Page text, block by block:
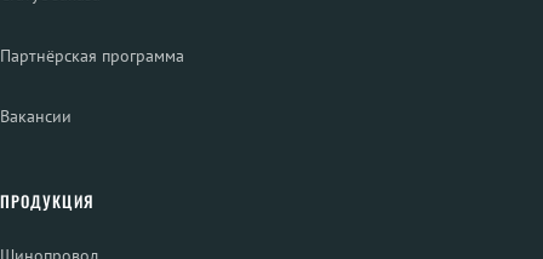
Партнёрская программа
Вакансии
ПРОДУКЦИЯ